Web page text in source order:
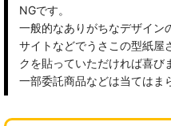
NGです。
一般的なありがちなデザイン
サイトなどでうさこの型紙屋
クを貼っていただければ喜び
一部委託商品などは当てはま